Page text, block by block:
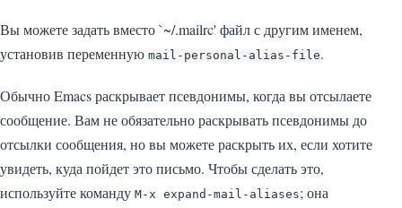
Вы можете задать вместо`~/.mailrc' файл с другим именем,
установив переменную mail-personal-alias-file.
Обычно Emacs раскрывает псевдонимы, когда вы отсылаете
сообщение. Вам не обязательно раскрывать псевдонимы до
отсылки сообщения, но вы можете раскрыть их, если хотите
увидеть, куда пойдет это письмо. Чтобы сделать это,
используйте команду M-x expand-mail-aliases; она